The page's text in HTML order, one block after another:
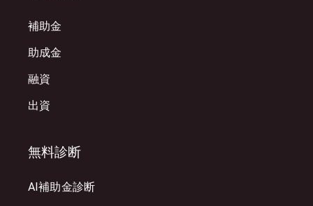
補助金
助成金
融資
出資
無料診断
AI補助金診断